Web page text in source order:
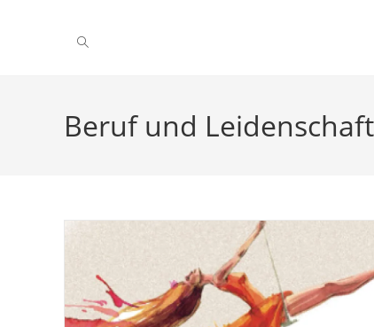
Website-
Beruf und